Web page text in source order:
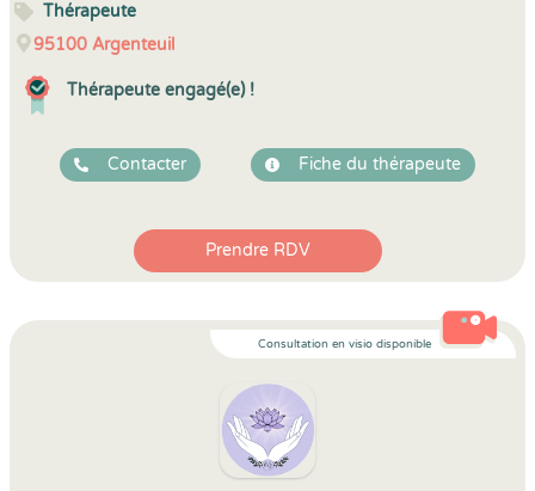
Thérapeute
95100 Argenteuil
Thérapeute engagé(e) !
Contacter Fiche du thérapeute
Prendre RDV
Consultation en visio disponible